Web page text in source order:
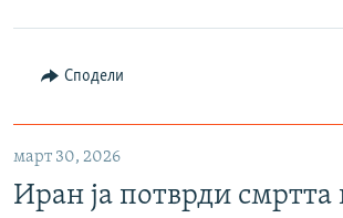
Сподели
март 30, 2026
Иран ја потврди смртта